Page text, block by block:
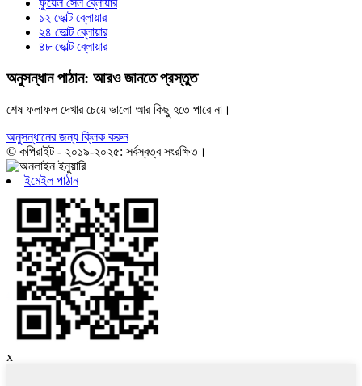
ফুয়েল সেল ব্লোয়ার
১২ ভোল্ট ব্লোয়ার
২৪ ভোল্ট ব্লোয়ার
৪৮ ভোল্ট ব্লোয়ার
অনুসন্ধান পাঠান: আরও জানতে প্রস্তুত
শেষ ফলাফল দেখার চেয়ে ভালো আর কিছু হতে পারে না।
অনুসন্ধানের জন্য ক্লিক করুন
© কপিরাইট - ২০১৯-২০২৫: সর্বস্বত্ব সংরক্ষিত।
ইমেইল পাঠান
x